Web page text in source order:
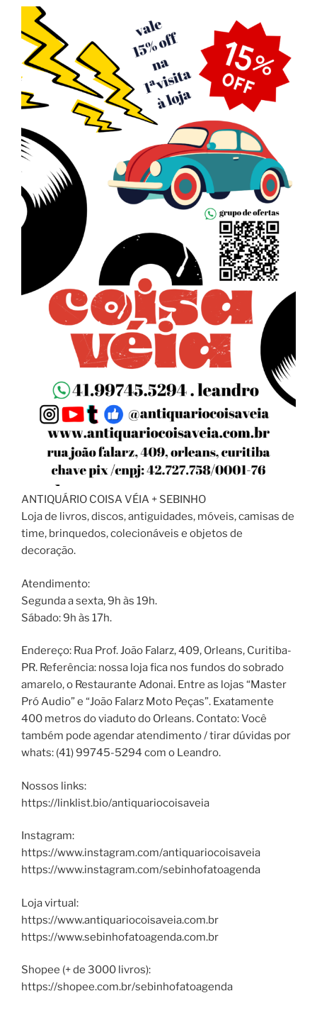
ANTIQUÁRIO COISA VÉIA + SEBINHO
Loja de livros, discos, antiguidades, móveis, camisas de
time, brinquedos, colecionáveis e objetos de
decoração.
Atendimento:
Segunda a sexta, 9h às 19h.
Sábado: 9h às 17h.
Endereço: Rua Prof. João Falarz, 409, Orleans, Curitiba-
PR. Referência: nossa loja fica nos fundos do sobrado
amarelo, o Restaurante Adonai. Entre as lojas “Master
Pró Audio” e “João Falarz Moto Peças”. Exatamente
400 metros do viaduto do Orleans. Contato: Você
também pode agendar atendimento / tirar dúvidas por
whats: (41) 99745-5294 com o Leandro.
Nossos links:
https://linklist.bio/antiquariocoisaveia
Instagram:
https://www.instagram.com/antiquariocoisaveia
https://www.instagram.com/sebinhofatoagenda
Loja virtual:
https://www.antiquariocoisaveia.com.br
https://www.sebinhofatoagenda.com.br
Shopee (+ de 3000 livros):
https://shopee.com.br/sebinhofatoagenda